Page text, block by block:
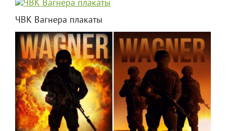
ЧВК Вагнера плакаты